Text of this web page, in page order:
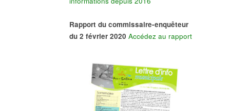
Rapport du commissaire-enquêteur
du 2 février 2020 Accédez au rapport